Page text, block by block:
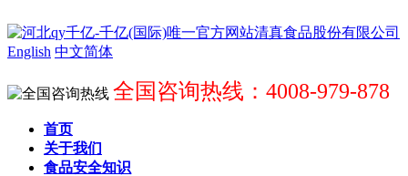
English 中文简体
全国咨询热线：4008-979-878
首页
关于我们
食品安全知识